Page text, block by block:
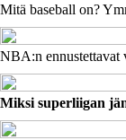
Mitä baseball on?
NBA:n ennustettavat
Miksi superliigan